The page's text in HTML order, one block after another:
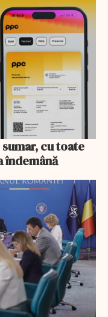
cu toate
îndemână